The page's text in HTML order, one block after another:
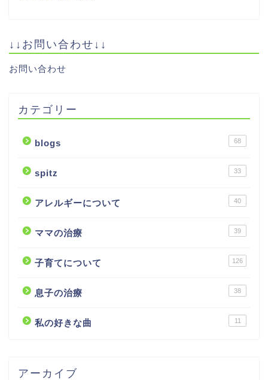
↓↓お問い合わせ↓↓
お問い合わせ
カテゴリー
blogs 68
spitz 33
アレルギーについて 40
ママの治療 39
子育てについて 126
息子の治療 38
私の好きな曲 11
アーカイブ